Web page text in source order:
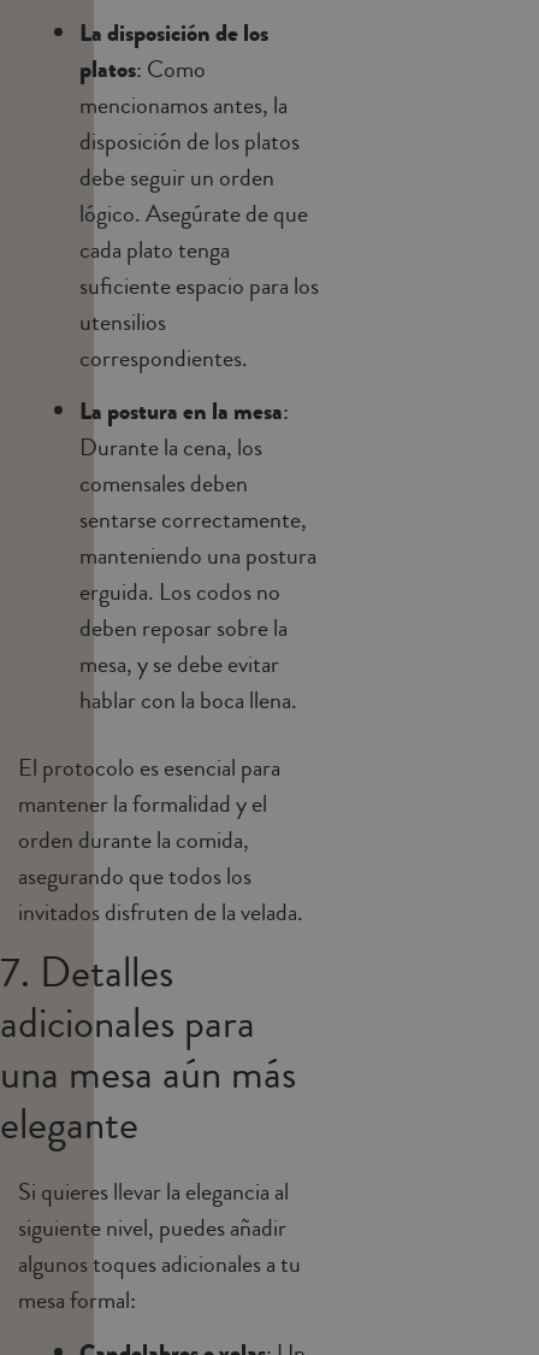
La disposición de los
platos: Como
mencionamos antes, la
disposición de los platos
debe seguir un orden
lógico. Asegúrate de que
cada plato tenga
suficiente espacio para los
utensilios
correspondientes.
La postura en la mesa:
Durante la cena, los
comensales deben
sentarse correctamente,
manteniendo una postura
erguida. Los codos no
deben reposar sobre la
mesa, y se debe evitar
hablar con la boca llena.
El protocolo es esencial para
mantener la formalidad y el
orden durante la comida,
asegurando que todos los
invitados disfruten de la velada.
7. Detalles
adicionales para
una mesa aún más
elegante
Si quieres llevar la elegancia al
siguiente nivel, puedes añadir
algunos toques adicionales a tu
mesa formal: